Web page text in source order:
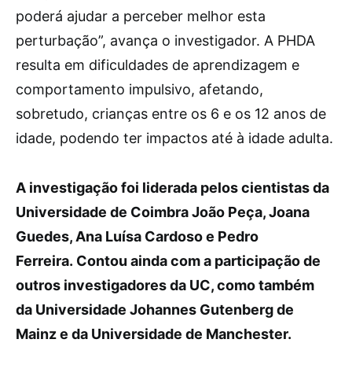
poderá ajudar a perceber melhor esta
perturbação”, avança o investigador. A PHDA
resulta em dificuldades de aprendizagem e
comportamento impulsivo, afetando,
sobretudo, crianças entre os 6 e os 12 anos de
idade, podendo ter impactos até à idade adulta.
A investigação foi liderada pelos cientistas da
Universidade de Coimbra João Peça, Joana
Guedes, Ana Luísa Cardoso e Pedro
Ferreira. Contou ainda com a participação de
outros investigadores da UC, como também
da Universidade Johannes Gutenberg de
Mainz e da Universidade de Manchester.